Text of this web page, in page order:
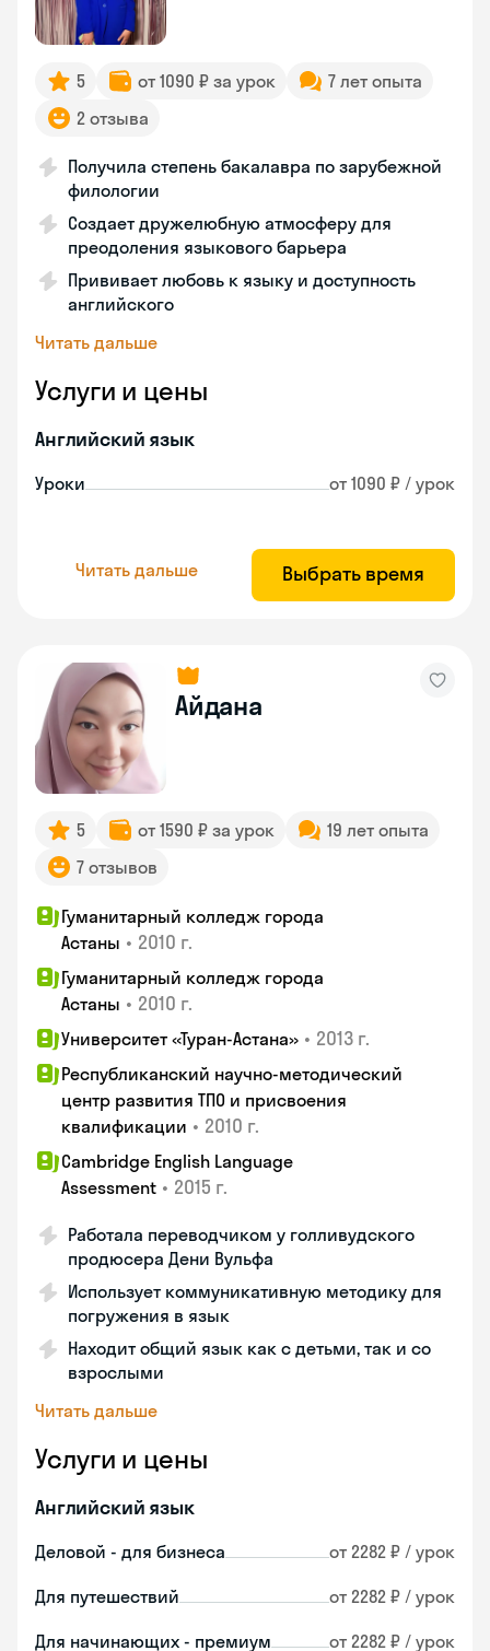
5 от 1090 ₽ за урок
7 лет опыта
2 отзыва
Получила степень бакалавра по зарубежной
филологии
Создает дружелюбную атмосферу для
преодоления языкового барьера
Прививает любовь к языку и доступность
английского
Читать дальше
Услуги и цены
Английский язык
Уроки от 1090 ₽ / урок
Читать дальше Выбрать время
Айдана
5 от 1590 ₽ за урок
19 лет опыта
7 отзывов
Гуманитарный колледж города
Астаны • 2010 г.
Гуманитарный колледж города
Астаны • 2010 г.
Университет «Туран-Астана» • 2013 г.
Республиканский научно-методический
центр развития ТПО и присвоения
квалификации • 2010 г.
Cambridge English Language
Assessment • 2015 г.
Работала переводчиком у голливудского
продюсера Дени Вульфа
Использует коммуникативную методику для
погружения в язык
Находит общий язык как с детьми, так и со
взрослыми
Читать дальше
Услуги и цены
Английский язык
Деловой - для бизнеса от 2282 ₽ / урок
Для путешествий от 2282 ₽ / урок
Для начинающих - премиум от 2282 ₽ / урок